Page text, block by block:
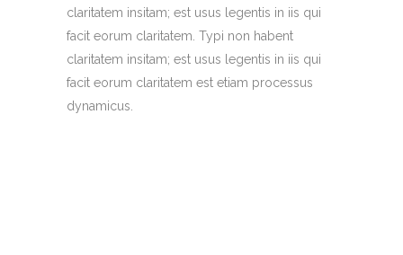
claritatem insitam; est usus legentis in iis qui
facit eorum claritatem. Typi non habent
claritatem insitam; est usus legentis in iis qui
facit eorum claritatem est etiam processus
dynamicus.